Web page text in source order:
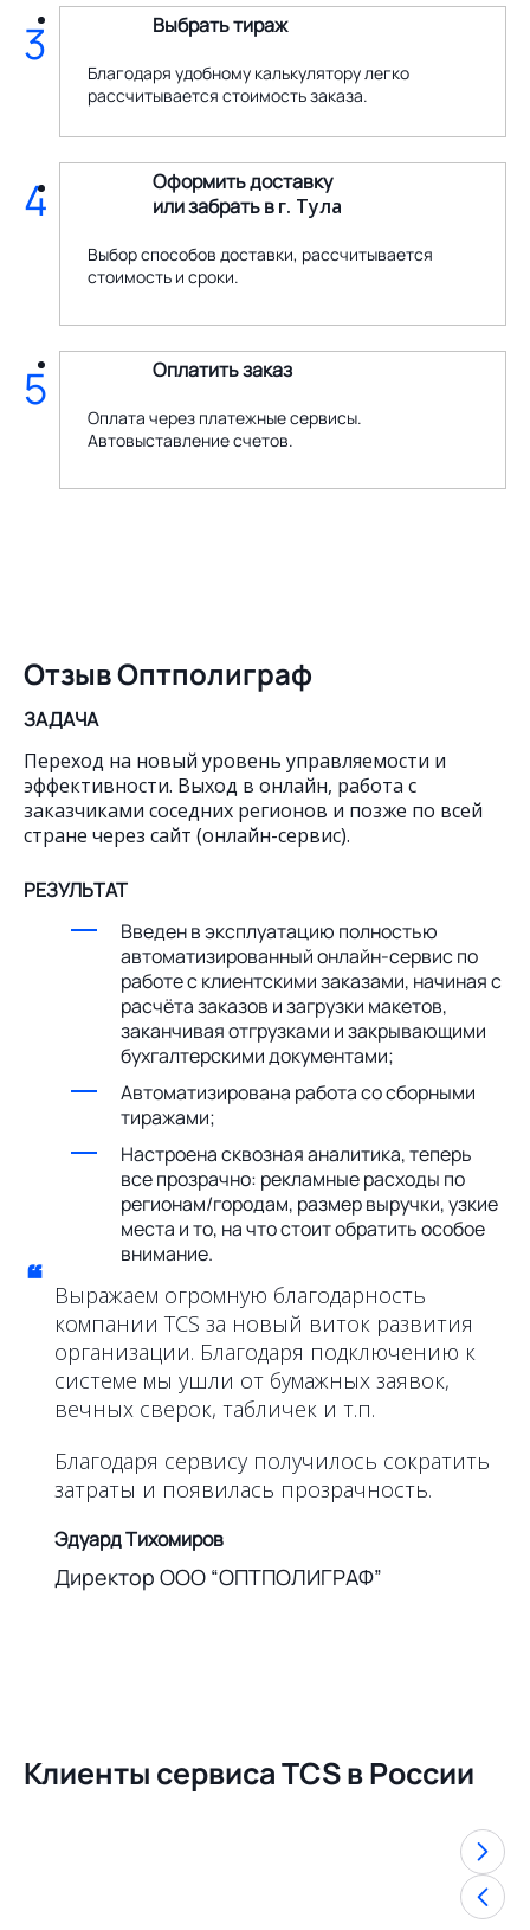
Выбрать тираж
Благодаря удобному калькулятору легко
рассчитывается стоимость заказа.
3
Оформить доставку
или забрать вг. Тула
Выбор способов доставки, рассчитывается
стоимость и сроки.
4
Оплатить заказ
Оплата через платежные сервисы.
Автовыставление счетов.
5
Отзыв Оптполиграф
ЗАДАЧА
Переход на новый уровень управляемости и
эффективности. Выход в онлайн, работа с
заказчиками соседних регионов и позже по всей
стране через сайт (онлайн-сервис).
РЕЗУЛЬТАТ
Введен в эксплуатацию полностью
автоматизированный онлайн-сервис по
работе с клиентскими заказами, начиная с
расчёта заказов и загрузки макетов,
заканчивая отгрузками и закрывающими
бухгалтерскими документами;
Автоматизирована работа со сборными
тиражами;
Настроена сквозная аналитика, теперь
все прозрачно: рекламные расходы по
регионам/городам, размер выручки, узкие
места и то, на что стоит обратить особое
внимание.
“ Выражаем огромную благодарность
компании TCS за новый виток развития
организации. Благодаря подключению к
системе мы ушли от бумажных заявок,
вечных сверок, табличек и т.п.
Благодаря сервису получилось сократить
затраты и появилась прозрачность.
Эдуард Тихомиров
Директор ООО “ОПТПОЛИГРАФ”
Клиенты сервиса TCS в России